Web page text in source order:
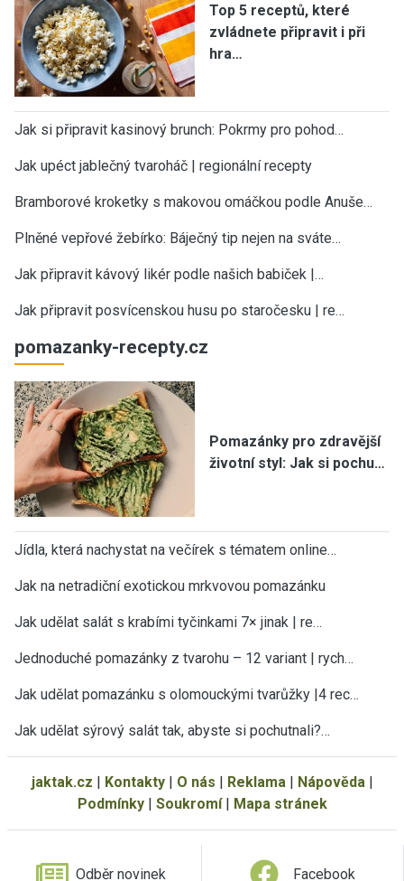
Top 5 receptů, které
zvládnete připravit i při
hra…
Jak si připravit kasinový brunch: Pokrmy pro pohod…
Jak upéct jablečný tvaroháč | regionální recepty
Bramborové kroketky s makovou omáčkou podle Anuše…
Plněné vepřové žebírko: Báječný tip nejen na sváte…
Jak připravit kávový likér podle našich babiček |…
Jak připravit posvícenskou husu po staročesku | re…
pomazanky-recepty.cz
Pomazánky pro zdravější
životní styl: Jak si pochu…
Jídla, která nachystat na večírek s tématem online…
Jak na netradiční exotickou mrkvovou pomazánku
Jak udělat salát s krabími tyčinkami 7× jinak | re…
Jednoduché pomazánky z tvarohu – 12 variant | rych…
Jak udělat pomazánku s olomouckými tvarůžky |4 rec…
Jak udělat sýrový salát tak, abyste si pochutnali?…
jaktak.cz | Kontakty| O nás | Reklama| Nápověda|
Podmínky| Soukromí| Mapa stránek
Odběr novinek Facebook